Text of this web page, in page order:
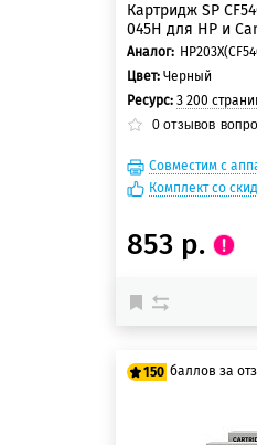
Картридж SP
045H для HP и
Аналог:
Цвет: Черный
Ресурс: 3 200 страниц
0 отзывов
Совместим с
Комплект со
853 р.
150 баллов за